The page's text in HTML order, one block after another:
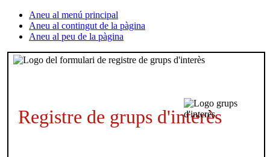
Aneu al menú principal
Aneu al contingut de la pàgina
Aneu al peu de la pàgina
Registre de grups d'interès